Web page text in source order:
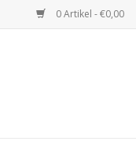
0 Artikel - €0,00